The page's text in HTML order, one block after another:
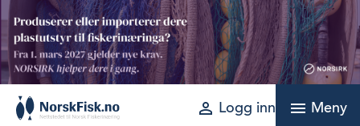
Skip
content
perm_identity Logg inn menu Meny